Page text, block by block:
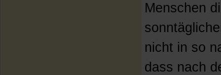
Menschen
nicht in so
dass nach